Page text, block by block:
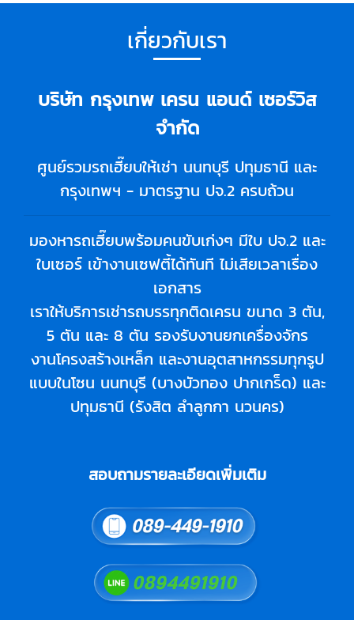
เกี่ยวกับเรา
บริษัท กรุงเทพ เครน แอนด์ เซอร์วิส
จำกัด
ศูนย์รวมรถเฮี๊ยบให้เช่า นนทบุรี ปทุมธานี และ
กรุงเทพฯ - มาตรฐาน ปจ.2 ครบถ้วน
มองหารถเฮี๊ยบพร้อมคนขับเก่งๆ มีใบ ปจ.2 และ
ใบเซอร์ เข้างานเซฟตี้ได้ทันที ไม่เสียเวลาเรื่อง
เอกสาร
เราให้บริการเช่ารถบรรทุกติดเครน ขนาด 3 ตัน,
5 ตัน และ 8 ตัน รองรับงานยกเครื่องจักร
งานโครงสร้างเหล็ก และงานอุตสาหกรรมทุกรูป
แบบในโซน นนทบุรี (บางบัวทอง ปากเกร็ด) และ
ปทุมธานี (รังสิต ลำลูกกา นวนคร)
สอบถามรายละเอียดเพิ่มเติม